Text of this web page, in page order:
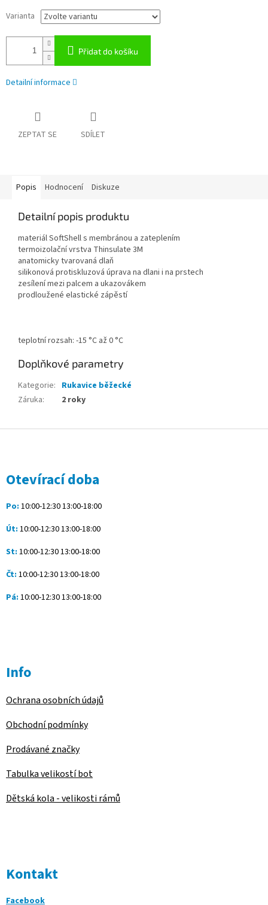
Varianta
Přidat do košíku
Detailní informace
ZEPTAT SE SDÍLET
Popis Hodnocení Diskuze
Detailní popis produktu
materiál SoftShell s membránou a zateplením
termoizolační vrstva Thinsulate 3M
anatomicky tvarovaná dlaň
silikonová protiskluzová úprava na dlani i na prstech
zesílení mezi palcem a ukazovákem
prodloužené elastické zápěstí
teplotní rozsah: -15 °C až 0 °C
Doplňkové parametry
Kategorie: Rukavice běžecké
Záruka: 2 roky
Otevírací doba
Po: 10:00-12:30 13:00-18:00
Út: 10:00-12:30 13:00-18:00
St: 10:00-12:30 13:00-18:00
Čt: 10:00-12:30 13:00-18:00
Pá: 10:00-12:30 13:00-18:00
Info
Ochrana osobních údajů
Obchodní podmínky
Prodávané značky
Tabulka velikostí bot
Dětská kola - velikosti rámů
Kontakt
Facebook